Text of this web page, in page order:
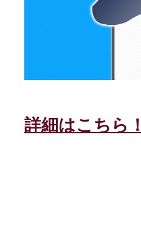
詳細はこちら！